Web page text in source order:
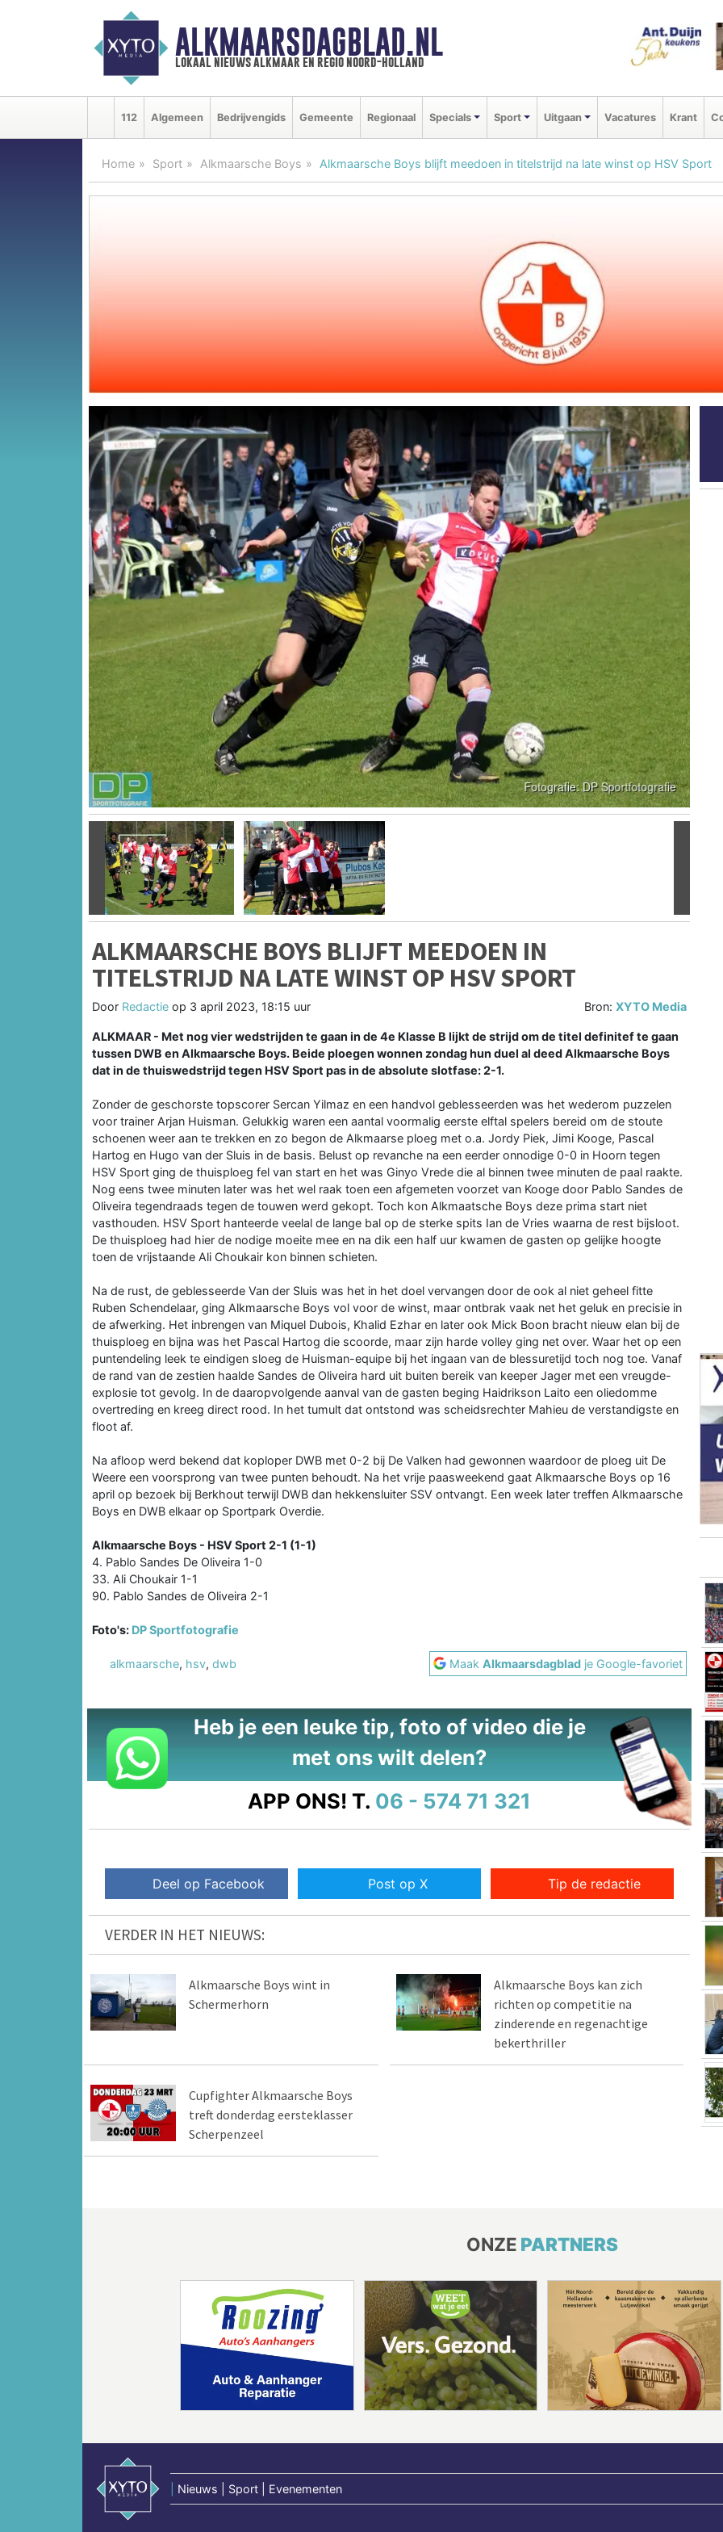
ALKMAARSDAGBLAD.NL
lokaal nieuws alkmaar en regio noord-holland
112 Algemeen Bedrijvengids Gemeente Regionaal Specials Sport Uitgaan Vacatures Krant
Home Sport Alkmaarsche Boys Alkmaarsche Boys blijft meedoen in titelstrijd na late winst op HSV Sport
Vorige
ALKMAARSCHE BOYS BLIJFT MEEDOEN IN
TITELSTRIJD NA LATE WINST OP HSV SPORT
Door Redactie op 3 april 2023, 18:15 uur Bron:XYTO Media
ALKMAAR - Met nog vier wedstrijden te gaan in de 4e Klasse B lijkt de strijd om de titel definitef te gaan
tussen DWB en Alkmaarsche Boys. Beide ploegen wonnen zondag hun duel al deed Alkmaarsche Boys
dat in de thuiswedstrijd tegen HSV Sport pas in de absolute slotfase: 2-1.
Zonder de geschorste topscorer Sercan Yilmaz en een handvol geblesseerden was het wederom puzzelen
voor trainer Arjan Huisman. Gelukkig waren een aantal voormalig eerste elftal spelers bereid om de stoute
schoenen weer aan te trekken en zo begon de Alkmaarse ploeg met o.a. Jordy Piek, Jimi Kooge, Pascal
Hartog en Hugo van der Sluis in de basis. Belust op revanche na een eerder onnodige 0-0 in Hoorn tegen
HSV Sport ging de thuisploeg fel van start en het was Ginyo Vrede die al binnen twee minuten de paal raakte.
Nog eens twee minuten later was het wel raak toen een afgemeten voorzet van Kooge door Pablo Sandes de
Oliveira tegendraads tegen de touwen werd gekopt. Toch kon Alkmaatsche Boys deze prima start niet
vasthouden. HSV Sport hanteerde veelal de lange bal op de sterke spits Ian de Vries waarna de rest bijsloot.
De thuisploeg had hier de nodige moeite mee en na dik een half uur kwamen de gasten op gelijke hoogte
toen de vrijstaande Ali Choukair kon binnen schieten.
Na de rust, de geblesseerde Van der Sluis was het in het doel vervangen door de ook al niet geheel fitte
Ruben Schendelaar, ging Alkmaarsche Boys vol voor de winst, maar ontbrak vaak net het geluk en precisie in
de afwerking. Het inbrengen van Miquel Dubois, Khalid Ezhar en later ook Mick Boon bracht nieuw elan bij de
thuisploeg en bijna was het Pascal Hartog die scoorde, maar zijn harde volley ging net over. Waar het op een
puntendeling leek te eindigen sloeg de Huisman-equipe bij het ingaan van de blessuretijd toch nog toe. Vanaf
de rand van de zestien haalde Sandes de Oliveira hard uit buiten bereik van keeper Jager met een vreugde-
explosie tot gevolg. In de daaropvolgende aanval van de gasten beging Haidrikson Laito een oliedomme
overtreding en kreeg direct rood. In het tumult dat ontstond was scheidsrechter Mahieu de verstandigste en
floot af.
Na afloop werd bekend dat koploper DWB met 0-2 bij De Valken had gewonnen waardoor de ploeg uit De
Weere een voorsprong van twee punten behoudt. Na het vrije paasweekend gaat Alkmaarsche Boys op 16
april op bezoek bij Berkhout terwijl DWB dan hekkensluiter SSV ontvangt. Een week later treffen Alkmaarsche
Boys en DWB elkaar op Sportpark Overdie.
Alkmaarsche Boys - HSV Sport 2-1 (1-1)
4. Pablo Sandes De Oliveira 1-0
33. Ali Choukair 1-1
90. Pablo Sandes de Oliveira 2-1
Foto's: DP Sportfotografie
alkmaarsche, hsv, dwb MaakAlkmaarsdagblad je Google-favoriet
Heb je een leuke tip, foto of video die je
met ons wilt delen?
APP ONS! T. 06 - 574 71 321
Deel op Facebook Post op X Tip de redactie
VERDER IN HET NIEUWS:
Alkmaarsche Boys wint in
Schermerhorn
Alkmaarsche Boys kan zich
richten op competitie na
zinderende en regenachtige
bekerthriller
Cupfighter Alkmaarsche Boys
treft donderdag eersteklasser
Scherpenzeel
ONZE PARTNERS
Nieuws | Sport | Evenementen